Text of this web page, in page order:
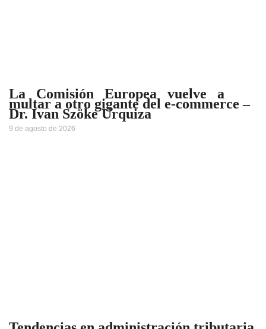
La Comisión Europea vuelve a
multar a otro gigante del e-commerce –
Dr. Ivan Szöke Urquiza
9 de agosto de 2026